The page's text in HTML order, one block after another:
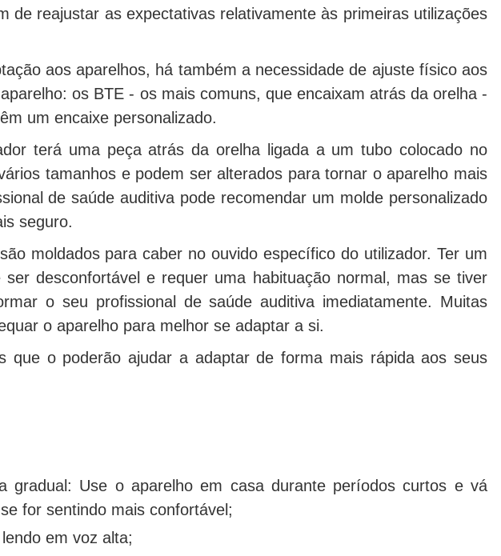
de reajustar as expectativas relativamente às primeiras utilizações
aos aparelhos, há também a necessidade de ajuste físico aos
os BTE - os mais comuns, que encaixam atrás da orelha -
um encaixe personalizado.
terá uma peça atrás da orelha ligada a um tubo colocado no
tamanhos e podem ser alterados para tornar o aparelho mais
de saúde auditiva pode recomendar um molde personalizado
seguro.
moldados para caber no ouvido específico do utilizador. Ter um
desconfortável e requer uma habituação normal, mas se tiver
o seu profissional de saúde auditiva imediatamente. Muitas
o aparelho para melhor se adaptar a si.
que o poderão ajudar a adaptar de forma mais rápida aos seus
gradual: Use o aparelho em casa durante períodos curtos e vá
for sentindo mais confortável;
em voz alta;